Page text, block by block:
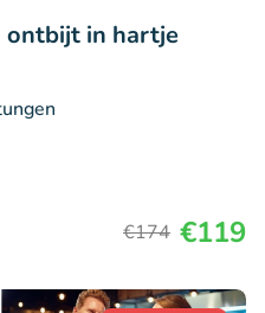
ontbijt in hartje
€174 €119